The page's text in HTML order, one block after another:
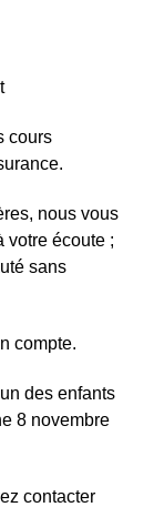
cours
nous vous
votre écoute ;
sans
compte.
des enfants
8 novembre
contacter